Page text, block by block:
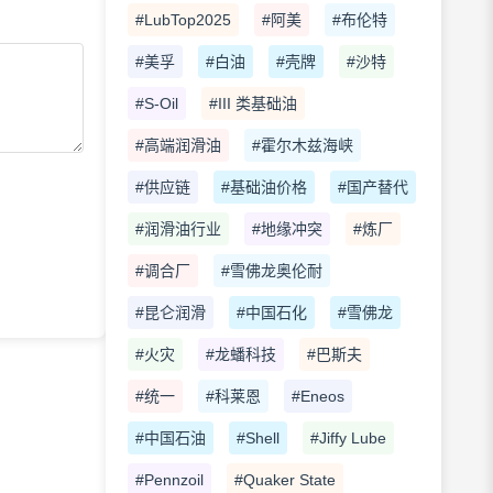
#LubTop2025 #阿美 #布伦特
#美孚 #白油 #壳牌 #沙特
#S-Oil #III 类基础油
#高端润滑油 #霍尔木兹海峡
#供应链 #基础油价格 #国产替代
#润滑油行业 #地缘冲突 #炼厂
#调合厂 #雪佛龙奥伦耐
#昆仑润滑 #中国石化 #雪佛龙
#火灾 #龙蟠科技 #巴斯夫
#统一 #科莱恩 #Eneos
#中国石油 #Shell #Jiffy Lube
#Pennzoil #Quaker State